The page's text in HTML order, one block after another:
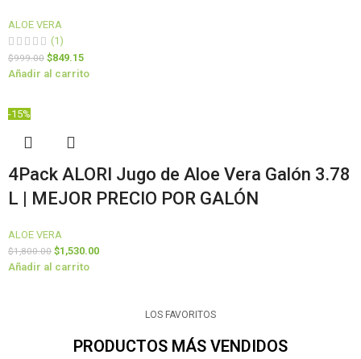
ALOE VERA
(1)
$999.00 $849.15
Añadir al carrito
-15%
4Pack ALORI Jugo de Aloe Vera Galón 3.78
L | MEJOR PRECIO POR GALÓN
ALOE VERA
$1,800.00 $1,530.00
Añadir al carrito
LOS FAVORITOS
PRODUCTOS MÁS VENDIDOS